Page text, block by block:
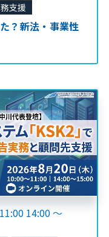
支援
？新法・事業性
14:00 ～